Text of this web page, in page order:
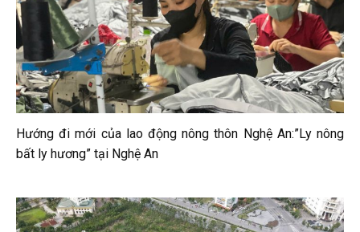
Hướng đi mới của lao động nông thôn Nghệ An:”Ly nông
bất ly hương” tại Nghệ An